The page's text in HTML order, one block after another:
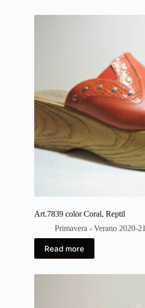
Art.7839 color Coral, Reptil
Primavera - Verano 2020-21
Read more